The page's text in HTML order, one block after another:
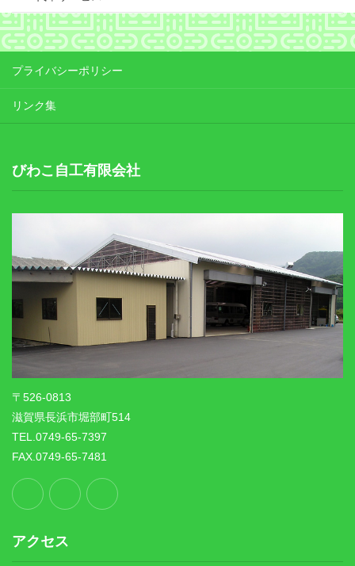
プライバシーポリシー
リンク集
びわこ自工有限会社
〒526-0813
滋賀県長浜市堀部町514
TEL.0749-65-7397
FAX.0749-65-7481
アクセス